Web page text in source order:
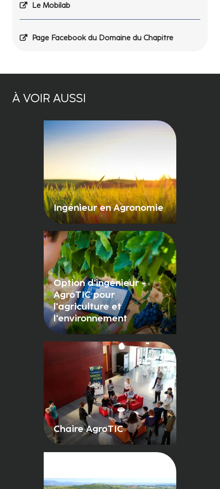
Le Mobilab
Page Facebook du Domaine du Chapitre
À VOIR AUSSI
Ingénieur en Agronomie
Option d'ingénieur -
AgroTIC pour
l'agriculture et
l'environnement
Chaire AgroTIC